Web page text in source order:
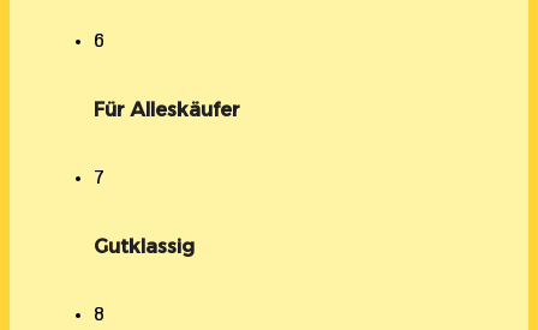
6
Für Alleskäufer
7
Gutklassig
8